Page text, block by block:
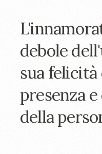
debole
sua
presenza
della